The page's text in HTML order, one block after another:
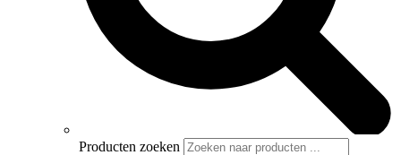
Producten zoeken